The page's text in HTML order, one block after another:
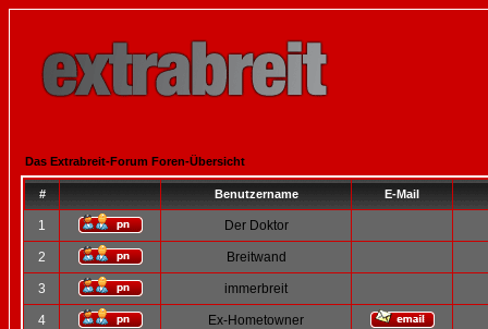
Das Extrabreit-Forum Foren-Übersicht
# Benutzername E-Mail
1 Der Doktor
2 Breitwand
3 immerbreit
4 Ex-Hometowner